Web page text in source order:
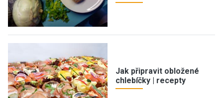
Jak připravit obložené
chlebíčky | recepty